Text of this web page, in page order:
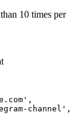
10 times per
channel',